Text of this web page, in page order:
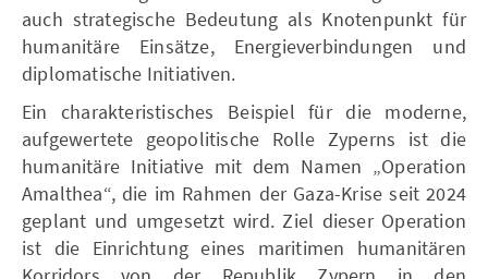
auch strategische Bedeutung als Knotenpunkt für
humanitäre Einsätze, Energieverbindungen und
diplomatische Initiativen.
Ein charakteristisches Beispiel für die moderne,
aufgewertete geopolitische Rolle Zyperns ist die
humanitäre Initiative mit dem Namen „Operation
Amalthea“, die im Rahmen der Gaza-Krise seit 2024
geplant und umgesetzt wird. Ziel dieser Operation
ist die Einrichtung eines maritimen humanitären